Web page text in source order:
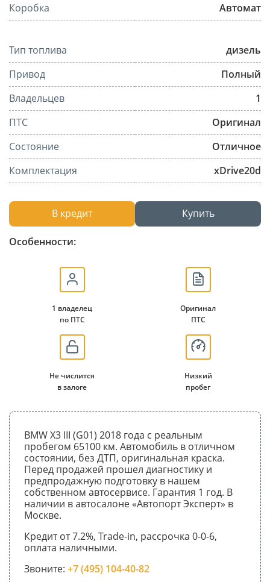
Коробка
Автомат
Тип топлива
дизель
Привод
Полный
Владельцев
1
ПТС
Оригинал
Состояние
Отличное
Комплектация
xDrive20d
В кредит Купить
Особенности:
1 владелец
по ПТС
Оригинал
ПТС
Не числится
в залоге
Низкий
пробег
BMW X3 III (G01) 2018 года с реальным
пробегом 65100 км. Автомобиль в отличном
состоянии, без ДТП, оригинальная краска.
Перед продажей прошел диагностику и
предпродажную подготовку в нашем
собственном автосервисе. Гарантия 1 год. В
наличии в автосалоне «Автопорт Эксперт» в
Москве.
Кредит от 7.2%, Trade-in, рассрочка 0-0-6,
оплата наличными.
Звоните: +7 (495) 104-40-82